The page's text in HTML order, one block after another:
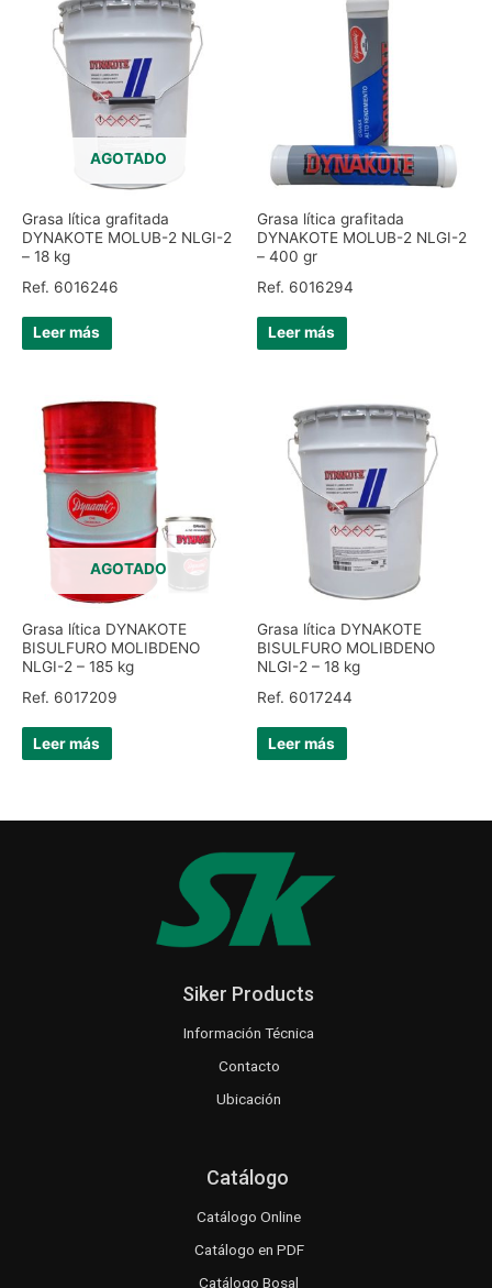
AGOTADO
Grasa lítica grafitada
DYNAKOTE MOLUB-2 NLGI-2
– 18 kg
Ref. 6016246
Leer más
Grasa lítica grafitada
DYNAKOTE MOLUB-2 NLGI-2
– 400 gr
Ref. 6016294
Leer más
AGOTADO
Grasa lítica DYNAKOTE
BISULFURO MOLIBDENO
NLGI-2 – 185 kg
Ref. 6017209
Leer más
Grasa lítica DYNAKOTE
BISULFURO MOLIBDENO
NLGI-2 – 18 kg
Ref. 6017244
Leer más
Siker Products
Información Técnica
Contacto
Ubicación
Catálogo
Catálogo Online
Catálogo en PDF
Catálogo Bosal